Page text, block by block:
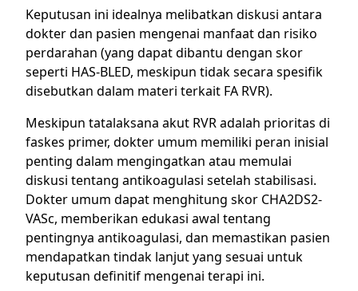
Keputusan ini idealnya melibatkan diskusi antara
dokter dan pasien mengenai manfaat dan risiko
perdarahan (yang dapat dibantu dengan skor
seperti HAS-BLED, meskipun tidak secara spesifik
disebutkan dalam materi terkait FA RVR).
Meskipun tatalaksana akut RVR adalah prioritas di
faskes primer, dokter umum memiliki peran inisial
penting dalam mengingatkan atau memulai
diskusi tentang antikoagulasi setelah stabilisasi.
Dokter umum dapat menghitung skor CHA2DS2-
VASc, memberikan edukasi awal tentang
pentingnya antikoagulasi, dan memastikan pasien
mendapatkan tindak lanjut yang sesuai untuk
keputusan definitif mengenai terapi ini.